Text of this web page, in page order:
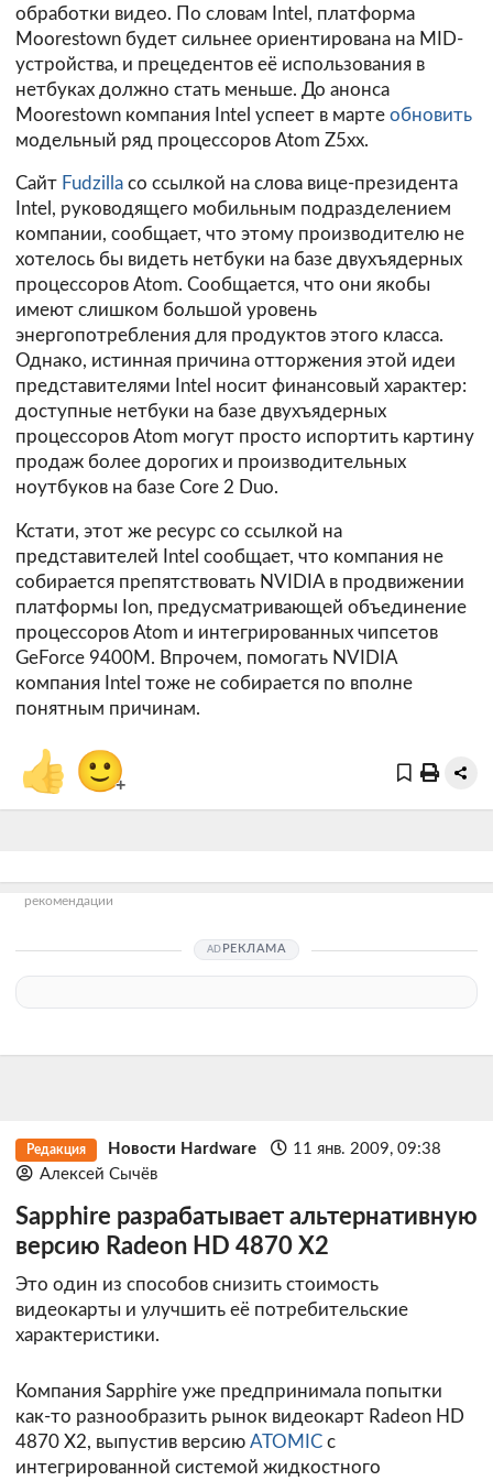
обработки видео. По словам Intel, платформа
Moorestown будет сильнее ориентирована на MID-
устройства, и прецедентов её использования в
нетбуках должно стать меньше. До анонса
Moorestown компания Intel успеет в марте обновить
модельный ряд процессоров Atom Z5xx.
Сайт Fudzilla со ссылкой на слова вице-президента
Intel, руководящего мобильным подразделением
компании, сообщает, что этому производителю не
хотелось бы видеть нетбуки на базе двухъядерных
процессоров Atom. Сообщается, что они якобы
имеют слишком большой уровень
энергопотребления для продуктов этого класса.
Однако, истинная причина отторжения этой идеи
представителями Intel носит финансовый характер:
доступные нетбуки на базе двухъядерных
процессоров Atom могут просто испортить картину
продаж более дорогих и производительных
ноутбуков на базе Core 2 Duo.
Кстати, этот же ресурс со ссылкой на
представителей Intel сообщает, что компания не
собирается препятствовать NVIDIA в продвижении
платформы Ion, предусматривающей объединение
процессоров Atom и интегрированных чипсетов
GeForce 9400M. Впрочем, помогать NVIDIA
компания Intel тоже не собирается по вполне
понятным причинам.
👍 🙂+
рекомендации
РЕКЛАМА
Редакция Новости Hardware
11 янв. 2009, 09:38
Алексей Сычёв
Sapphire разрабатывает альтернативную
версию Radeon HD 4870 X2
Это один из способов снизить стоимость
видеокарты и улучшить её потребительские
характеристики.
Компания Sapphire уже предпринимала попытки
как-то разнообразить рынок видеокарт Radeon HD
4870 X2, выпустив версию ATOMIC с
интегрированной системой жидкостного